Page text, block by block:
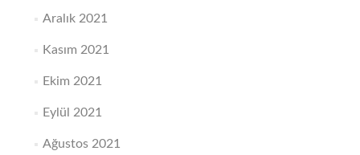
Aralık 2021
Kasım 2021
Ekim 2021
Eylül 2021
Ağustos 2021